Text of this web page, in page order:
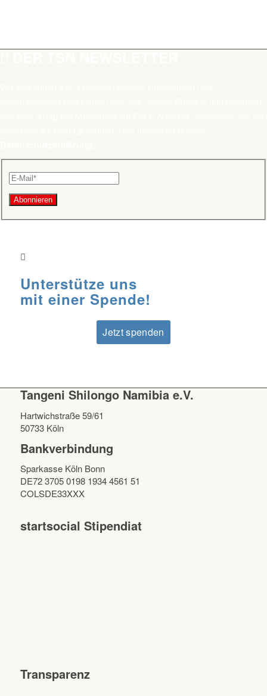
Unterstütze uns
mit einer Spende!
Jetzt spenden
Tangeni Shilongo Namibia e.V.
Hartwichstraße 59/61
50733 Köln
Bankverbindung
Sparkasse Köln Bonn
DE72 3705 0198 1934 4561 51
COLSDE33XXX
startsocial Stipendiat
Transparenz